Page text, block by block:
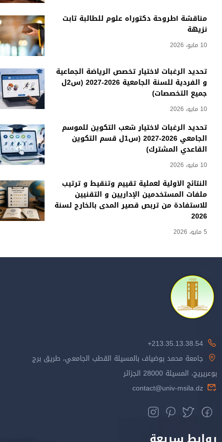
مناقشة أطروحة دكتوراه علوم للطالبة ثابت
نزيهة
10 مايو، 2026
تحديد الرغبات لاختيار تخصص الرياضة الجماعية
و الفردية للسنة الجامعية 2026-2027 (س2ل
جميع التخصصات)
10 مايو، 2026
تحديد الرغبات لاختيار شعب التكوين للموسم
الجامعي 2026-2027 (س1ل قسم التكوين
القاعدي المشترك)
10 مايو، 2026
النتائج الأولية لعملية تقييم وتنقيط و ترتيب
ملفات المستخدمين الإداريين و التقنيين
للاستفادة من تربص قصير المدى بالخارج لسنة
2026
5 مايو، 2026
213.35.13.38.54+
جامعة محمد بوضياف بالمسيلة القطب الجامعي، طريق برج
بوعريريج، المسيلة 28000 الجزائر
contact@univ-msila.dz